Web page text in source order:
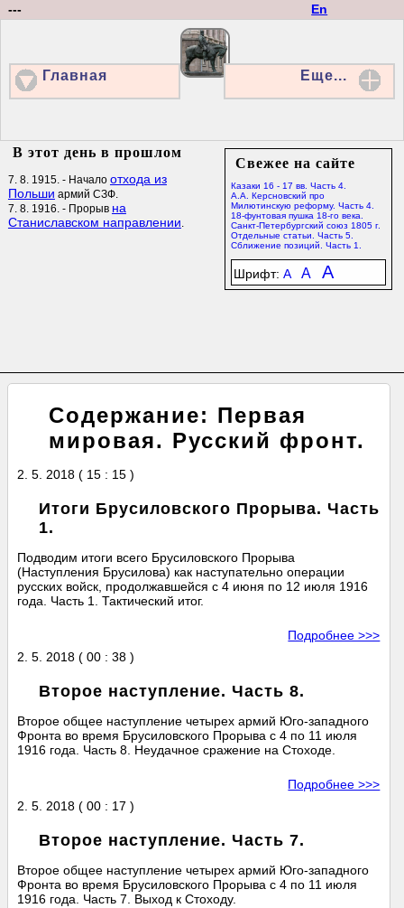
En
---
Главная Еще...
Свежее на сайте
Казаки 16 - 17 вв. Часть 4.
А.А. Керсновский про
Милютинскую реформу. Часть 4.
18-фунтовая пушка 18-го века.
Санкт-Петербургский союз 1805 г.
Отдельные статьи. Часть 5.
Сближение позиций. Часть 1.
Шрифт: A A A
В этот день в прошлом
7. 8. 1915. - Начало отхода из
Польши армий СЗФ.
7. 8. 1916. - Прорыв на
Станиславском направлении.
Содержание: Первая
мировая. Русский фронт.
2. 5. 2018 ( 15 : 15 )
Итоги Брусиловского Прорыва. Часть
1.
Подводим итоги всего Брусиловского Прорыва
(Наступления Брусилова) как наступательно операции
русских войск, продолжавшейся с 4 июня по 12 июля 1916
года. Часть 1. Тактический итог.
Подробнее >>>
2. 5. 2018 ( 00 : 38 )
Второе наступление. Часть 8.
Второе общее наступление четырех армий Юго-западного
Фронта во время Брусиловского Прорыва с 4 по 11 июля
1916 года. Часть 8. Неудачное сражение на Стоходе.
Подробнее >>>
2. 5. 2018 ( 00 : 17 )
Второе наступление. Часть 7.
Второе общее наступление четырех армий Юго-западного
Фронта во время Брусиловского Прорыва с 4 по 11 июля
1916 года. Часть 7. Выход к Стоходу.